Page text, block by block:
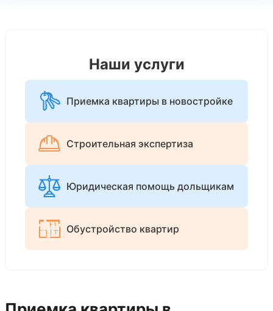
Наши услуги
Приемка квартиры в новостройке
Строительная экспертиза
Юридическая помощь дольщикам
Обустройство квартир